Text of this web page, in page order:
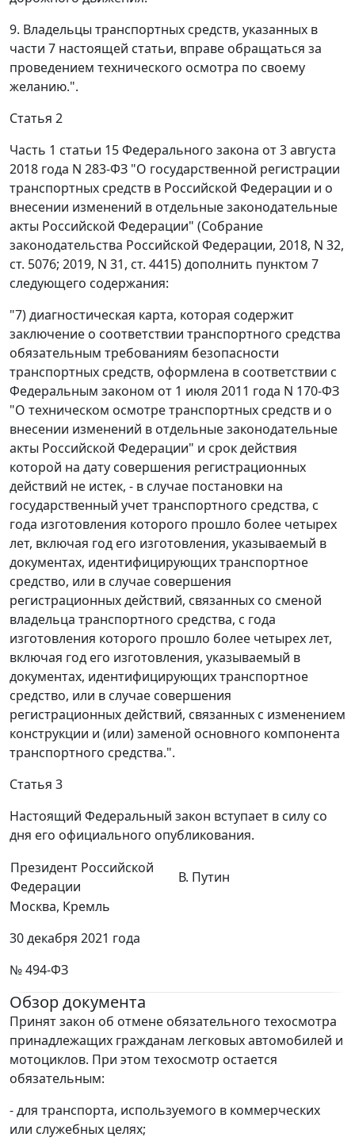
9. Владельцы транспортных средств, указанных в
части 7 настоящей статьи, вправе обращаться за
проведением технического осмотра по своему
желанию.".
Статья 2
Часть 1 статьи 15 Федерального закона от 3 августа
2018 года N 283-ФЗ "О государственной регистрации
транспортных средств в Российской Федерации и о
внесении изменений в отдельные законодательные
акты Российской Федерации" (Собрание
законодательства Российской Федерации, 2018, N 32,
ст. 5076; 2019, N 31, ст. 4415) дополнить пунктом 7
следующего содержания:
"7) диагностическая карта, которая содержит
заключение о соответствии транспортного средства
обязательным требованиям безопасности
транспортных средств, оформлена в соответствии с
Федеральным законом от 1 июля 2011 года N 170-ФЗ
"О техническом осмотре транспортных средств и о
внесении изменений в отдельные законодательные
акты Российской Федерации" и срок действия
которой на дату совершения регистрационных
действий не истек, - в случае постановки на
государственный учет транспортного средства, с
года изготовления которого прошло более четырех
лет, включая год его изготовления, указываемый в
документах, идентифицирующих транспортное
средство, или в случае совершения
регистрационных действий, связанных со сменой
владельца транспортного средства, с года
изготовления которого прошло более четырех лет,
включая год его изготовления, указываемый в
документах, идентифицирующих транспортное
средство, или в случае совершения
регистрационных действий, связанных с изменением
конструкции и (или) заменой основного компонента
транспортного средства.".
Статья 3
Настоящий Федеральный закон вступает в силу со
дня его официального опубликования.
Президент Российской
Федерации
В. Путин
Москва, Кремль
30 декабря 2021 года
№ 494-ФЗ
Обзор документа
Принят закон об отмене обязательного техосмотра
принадлежащих гражданам легковых автомобилей и
мотоциклов. При этом техосмотр остается
обязательным:
- для транспорта, используемого в коммерческих
или служебных целях;